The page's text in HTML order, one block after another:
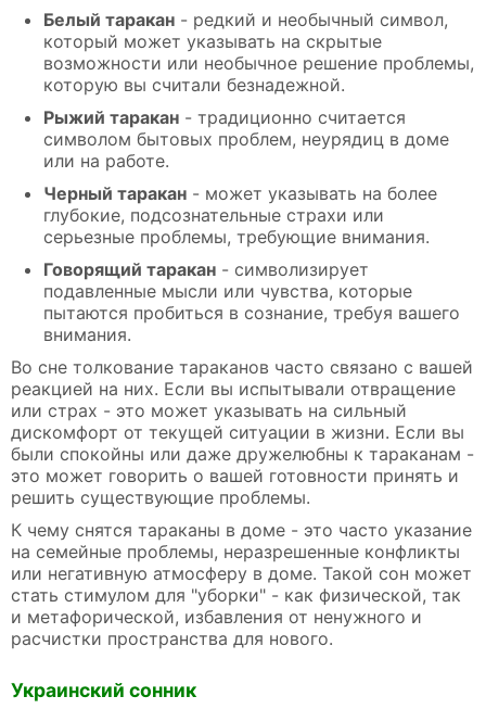
Белый таракан - редкий и необычный символ,
который может указывать на скрытые
возможности или необычное решение проблемы,
которую вы считали безнадежной.
Рыжий таракан - традиционно считается
символом бытовых проблем, неурядиц в доме
или на работе.
Черный таракан - может указывать на более
глубокие, подсознательные страхи или
серьезные проблемы, требующие внимания.
Говорящий таракан - символизирует
подавленные мысли или чувства, которые
пытаются пробиться в сознание, требуя вашего
внимания.
Во сне толкование тараканов часто связано с вашей
реакцией на них. Если вы испытывали отвращение
или страх - это может указывать на сильный
дискомфорт от текущей ситуации в жизни. Если вы
были спокойны или даже дружелюбны к тараканам -
это может говорить о вашей готовности принять и
решить существующие проблемы.
К чему снятся тараканы в доме - это часто указание
на семейные проблемы, неразрешенные конфликты
или негативную атмосферу в доме. Такой сон может
стать стимулом для "уборки" - как физической, так
и метафорической, избавления от ненужного и
расчистки пространства для нового.
Украинский сонник